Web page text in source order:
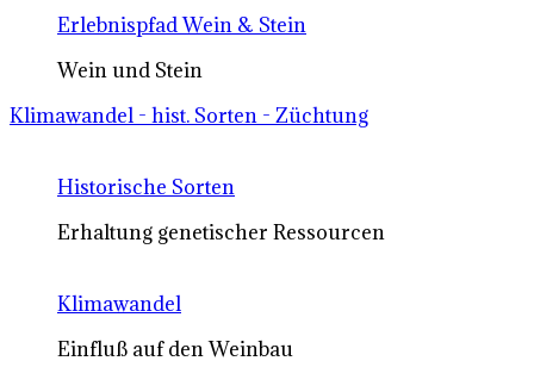
Erlebnispfad Wein & Stein
Wein und Stein
Klimawandel - hist. Sorten - Züchtung
Historische Sorten
Erhaltung genetischer Ressourcen
Klimawandel
Einfluß auf den Weinbau